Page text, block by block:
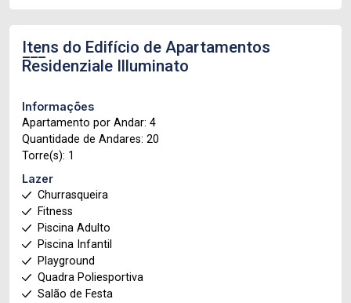
Itens do Edifício de Apartamentos
Residenziale Illuminato
Informações
Apartamento por Andar: 4
Quantidade de Andares: 20
Torre(s): 1
Lazer
Churrasqueira
Fitness
Piscina Adulto
Piscina Infantil
Playground
Quadra Poliesportiva
Salão de Festa